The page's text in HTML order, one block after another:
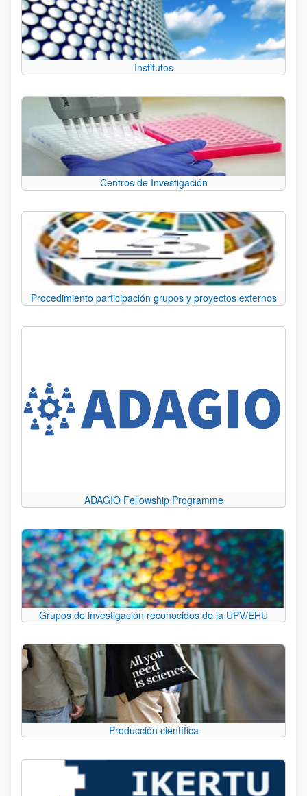
Institutos
Centros de Investigación
Procedimiento participación grupos y proyectos externos
ADAGIO Fellowship Programme
Grupos de investigación reconocidos de la UPV/EHU
Producción científica